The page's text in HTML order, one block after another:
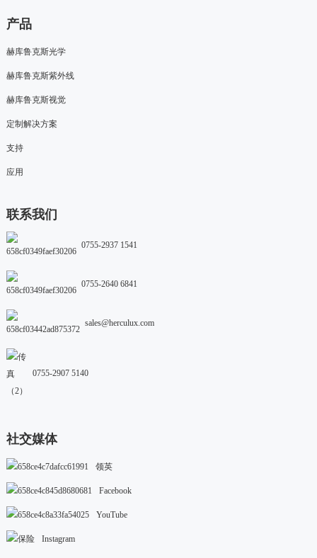
产品
赫库鲁克斯光学
赫库鲁克斯紫外线
赫库鲁克斯视觉
定制解决方案
支持
应用
联系我们
0755-2937 1541
0755-2640 6841
sales@herculux.com
0755-2907 5140
社交媒体
领英
Facebook
YouTube
Instagram